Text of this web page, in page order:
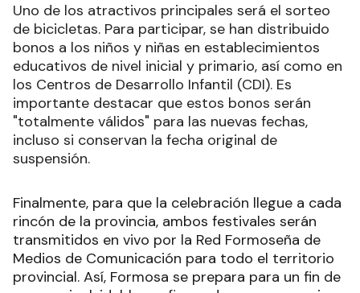
Uno de los atractivos principales será el sorteo
de bicicletas. Para participar, se han distribuido
bonos a los niños y niñas en establecimientos
educativos de nivel inicial y primario, así como en
los Centros de Desarrollo Infantil (CDI). Es
importante destacar que estos bonos serán
"totalmente válidos" para las nuevas fechas,
incluso si conservan la fecha original de
suspensión.
Finalmente, para que la celebración llegue a cada
rincón de la provincia, ambos festivales serán
transmitidos en vivo por la Red Formoseña de
Medios de Comunicación para todo el territorio
provincial. Así, Formosa se prepara para un fin de